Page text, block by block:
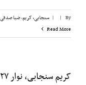
By
|
| سنجابی، کریم,ضیا صدقی
Read More
کریم سنجابی، نوار ۲۷